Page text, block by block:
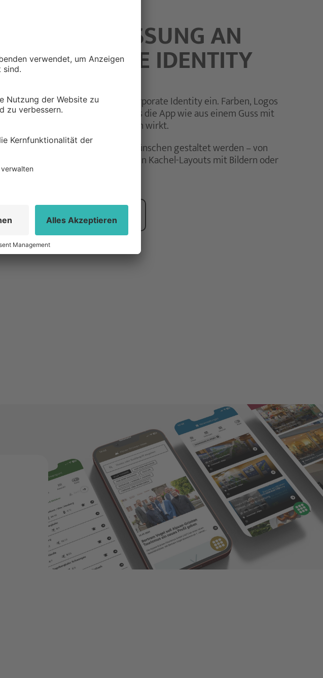
ANPASSUNG AN
CORPORATE IDENTITY
App fügt sich perfekt in eure Corporate Identity ein. Farben, Logos
sich individuell anpassen, sodass die App wie aus einem Guss mit
Kommunikationsmitteln wirkt.
kann nach euren Wünschen gestaltet werden – von
Listenmenü bis hin zu modernen Kachel-Layouts mit Bildern oder
Icon-Set.
BÜRGER-APP-ANFRAGEN